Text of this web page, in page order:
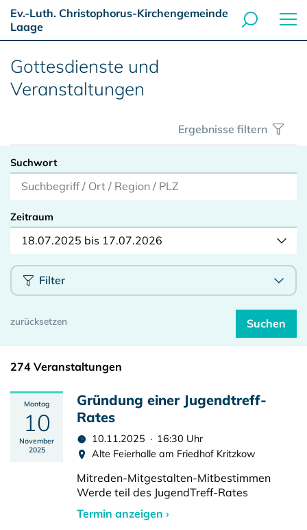
Ev.-Luth. Christophorus-Kirchengemeinde
Laage
Gottesdienste und
Veranstaltungen
Ergebnisse filtern
Suchwort
Zeitraum
18.07.2025 bis 17.07.2026
Filter
274 Veranstaltungen
Montag
10
November
2025
Gründung einer Jugendtreff-
Rates
10.11.2025 · 16:30 Uhr
Alte Feierhalle am Friedhof Kritzkow
Mitreden-Mitgestalten-Mitbestimmen
Werde teil des JugendTreff-Rates
Termin anzeigen ›